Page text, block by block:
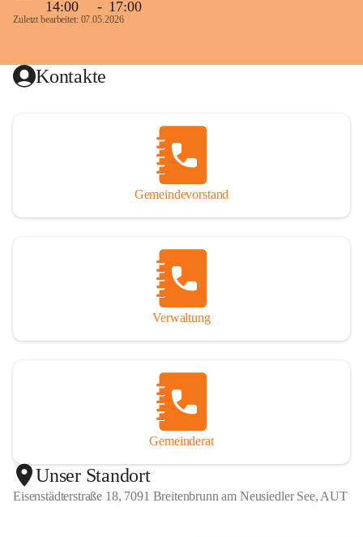
14:00
- 17:00
Zuletzt bearbeitet: 07.05.2026
Kontakte
Gemeindevorstand
Verwaltung
Gemeinderat
Unser Standort
Eisenstädterstraße 18, 7091 Breitenbrunn am Neusiedler See, AUT